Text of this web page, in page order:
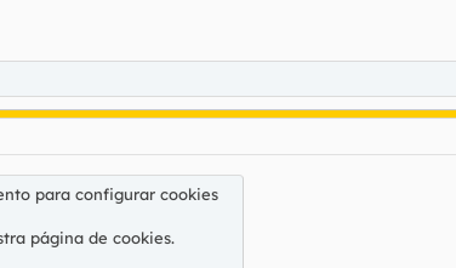
para configurar cookies
página de cookies.